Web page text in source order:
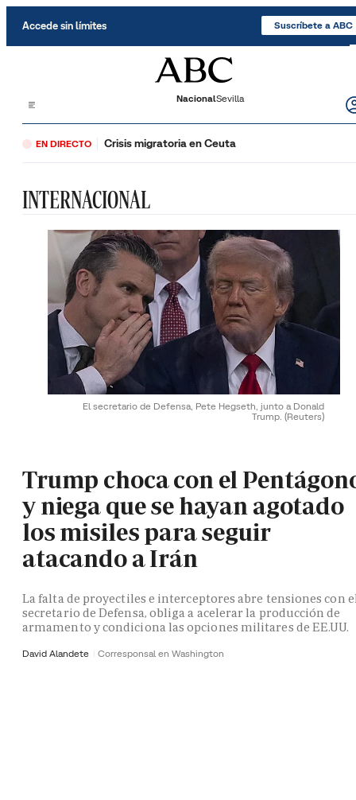
Accede sin límites Suscríbete a ABC
NacionalSevilla
EN DIRECTO Crisis migratoria en Ceuta
INTERNACIONAL
El secretario de Defensa, Pete Hegseth, junto a Donald
Trump. (Reuters)
Trump choca con el
y niega que se hayan agotado
los misiles para seguir
atacando a Irán
La falta de proyectiles e interceptores abre tensiones con
secretario de Defensa, obliga a acelerar la producción de
armamento y condiciona las opciones militares de EE.UU.
David Alandete Corresponsal en Washington